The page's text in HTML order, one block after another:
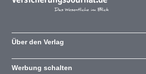
Über den Verlag
Werbung schalten